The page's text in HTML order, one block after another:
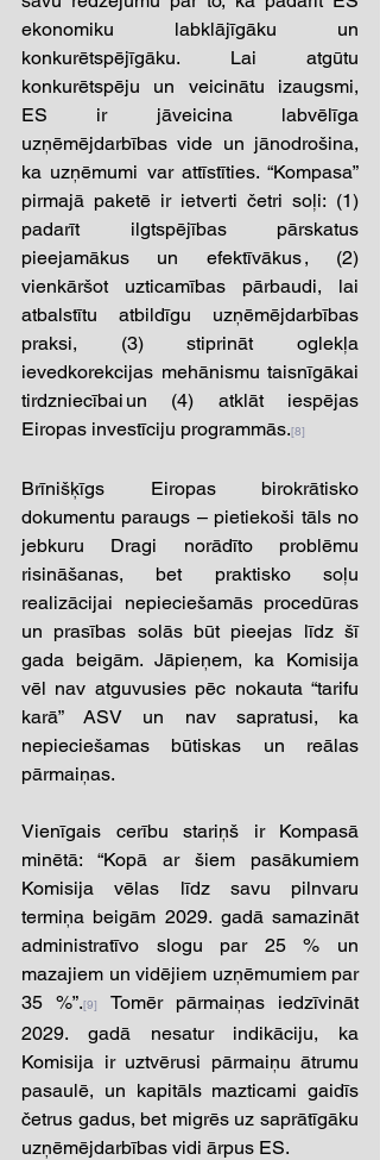
ekonomiku labklājīgāku un
konkurētspējīgāku. Lai atgūtu
konkurētspēju un veicinātu izaugsmi,
ES ir jāveicina labvēlīga
uzņēmējdarbības vide un jānodrošina,
ka uzņēmumi var attīstīties. “Kompasa”
pirmajā paketē ir ietverti četri soļi: (1)
padarīt ilgtspējības pārskatus
pieejamākus un efektīvākus , (2)
vienkāršot uzticamības pārbaudi, lai
atbalstītu atbildīgu uzņēmējdarbības
praksi, (3) stiprināt oglekļa
ievedkorekcijas mehānismu taisnīgākai
tirdzniecībai un (4) atklāt iespējas
Eiropas investīciju programmās.[8]
Brīnišķīgs Eiropas birokrātisko
dokumentu paraugs – pietiekoši tāls no
jebkuru Dragi norādīto problēmu
risināšanas, bet praktisko soļu
realizācijai nepieciešamās procedūras
un prasības solās būt pieejas līdz šī
gada beigām. Jāpieņem, ka Komisija
vēl nav atguvusies pēc nokauta “tarifu
karā” ASV un nav sapratusi, ka
nepieciešamas būtiskas un reālas
pārmaiņas.
Vienīgais cerību stariņš ir Kompasā
minētā: “Kopā ar šiem pasākumiem
Komisija vēlas līdz savu pilnvaru
termiņa beigām 2029. gadā samazināt
administratīvo slogu par 25 % un
mazajiem un vidējiem uzņēmumiem par
35 %”.[9]
Tomēr pārmaiņas iedzīvināt
2029. gadā nesatur indikāciju, ka
Komisija ir uztvērusi pārmaiņu ātrumu
pasaulē, un kapitāls mazticami gaidīs
četrus gadus, bet migrēs uz saprātīgāku
uzņēmējdarbības vidi ārpus ES.